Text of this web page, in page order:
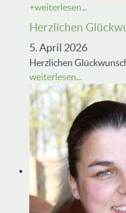
+weiterlesen...
Herzlichen
5. April 2026
Herzlichen
weiterlesen...